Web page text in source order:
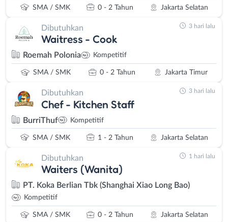
SMA / SMK 0 - 2 Tahun Jakarta Selatan
Dibutuhkan
Waitress - Cook
Roemah Polonia Kompetitif
SMA / SMK 0 - 2 Tahun Jakarta Timur
3 hari lalu
Dibutuhkan
Chef - Kitchen Staff
BurriThuf Kompetitif
SMA / SMK 1 - 2 Tahun Jakarta Selatan
3 hari lalu
Dibutuhkan
Waiters (Wanita)
PT. Koka Berlian Tbk (Shanghai Xiao Long Bao)
Kompetitif
SMA / SMK 0 - 2 Tahun Jakarta Selatan
1 hari lalu